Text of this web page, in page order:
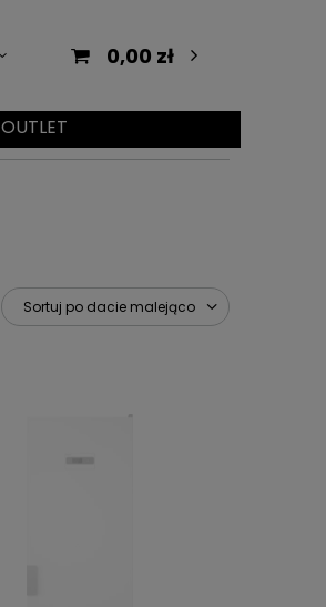
0,00 zł
OUTLET
Sortuj po dacie malejąco